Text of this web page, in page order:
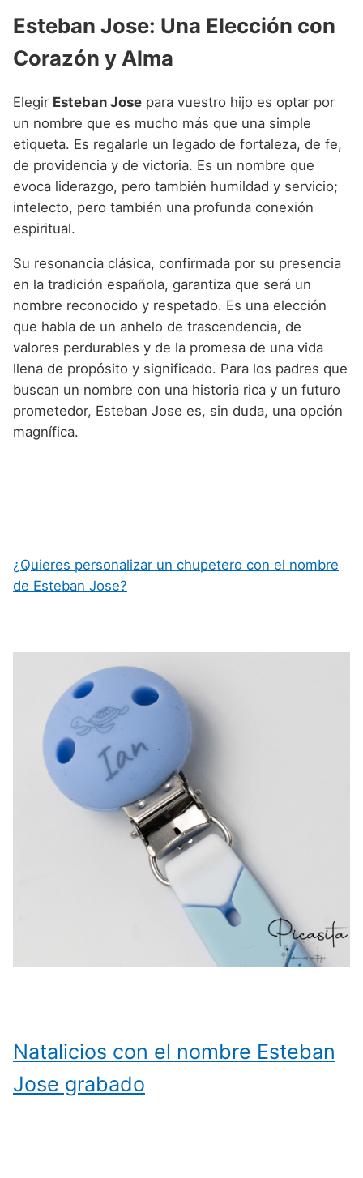
Esteban Jose: Una Elección con
Corazón y Alma
Elegir Esteban Jose para vuestro hijo es optar por
un nombre que es mucho más que una simple
etiqueta. Es regalarle un legado de fortaleza, de fe,
de providencia y de victoria. Es un nombre que
evoca liderazgo, pero también humildad y servicio;
intelecto, pero también una profunda conexión
espiritual.
Su resonancia clásica, confirmada por su presencia
en la tradición española, garantiza que será un
nombre reconocido y respetado. Es una elección
que habla de un anhelo de trascendencia, de
valores perdurables y de la promesa de una vida
llena de propósito y significado. Para los padres que
buscan un nombre con una historia rica y un futuro
prometedor, Esteban Jose es, sin duda, una opción
magnífica.
¿Quieres personalizar un chupetero con el nombre
de Esteban Jose?
Natalicios con el nombre Esteban
Jose grabado